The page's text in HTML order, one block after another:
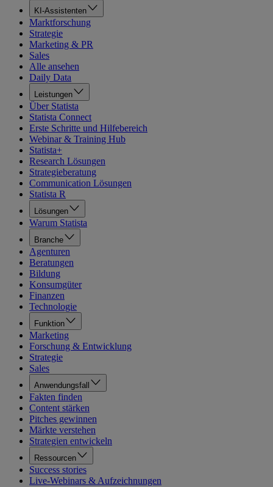
KI-Assistenten
Marktforschung
Strategie
Marketing & PR
Sales
Alle ansehen
Daily Data
Leistungen
Über Statista
Statista Connect
Erste Schritte und Hilfebereich
Webinar & Training Hub
Statista+
Research Lösungen
Strategieberatung
Communication Lösungen
Statista R
Lösungen
Warum Statista
Branche
Agenturen
Beratungen
Bildung
Konsumgüter
Finanzen
Technologie
Funktion
Marketing
Forschung & Entwicklung
Strategie
Sales
Anwendungsfall
Fakten finden
Content stärken
Pitches gewinnen
Märkte verstehen
Strategien entwickeln
Ressourcen
Success stories
Live-Webinars & Aufzeichnungen